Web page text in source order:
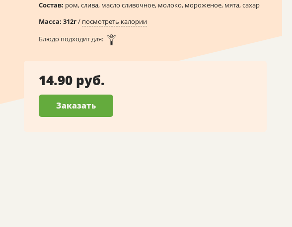
Состав: ром, слива, масло сливочное, молоко, мороженое, мята, сахар
Масса: 312г/ посмотреть калории
Блюдо подходит для:
14.90 руб.
Заказать